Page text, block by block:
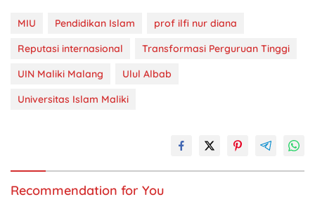
MIU Pendidikan Islam
prof ilfi nur diana
Reputasi internasional
Transformasi Perguruan Tinggi
UIN Maliki Malang
Ulul Albab
Universitas Islam Maliki
Recommendation for You